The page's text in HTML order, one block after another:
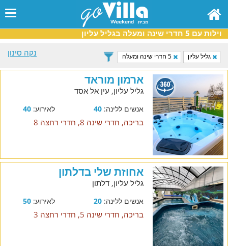
וילות עם 5 חדרי שינה ומעלה בגליל עליון
נקה סינון
גליל עליון 5 חדרי שינה ומעלה
ארמון מוראד
גליל עליון, עין אל אסד
אנשים ללינה:40 לאירוע:40
בריכה, חדרי שינה 8, חדרי רחצה 8
אחוזת שלי בדלתון
גליל עליון, דלתון
אנשים ללינה:20 לאירוע:50
בריכה, חדרי שינה 5, חדרי רחצה 3